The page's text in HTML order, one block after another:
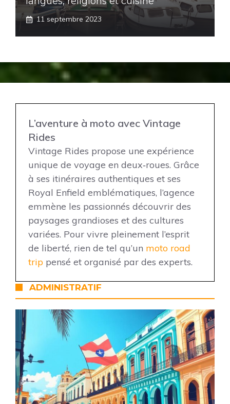
11 septembre 2023
L’aventure à moto avec Vintage
Rides
Vintage Rides propose une expérience
unique de voyage en deux‑roues. Grâce
à ses itinéraires authentiques et ses
Royal Enfield emblématiques, l’agence
emmène les passionnés découvrir des
paysages grandioses et des cultures
variées. Pour vivre pleinement l’esprit
de liberté, rien de tel qu’un moto road
trip pensé et organisé par des experts.
ADMINISTRATIF